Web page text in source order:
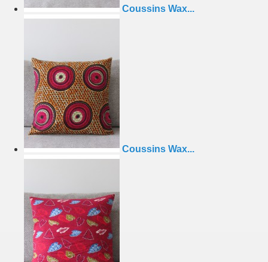
Coussins Wax...
Coussins Wax...